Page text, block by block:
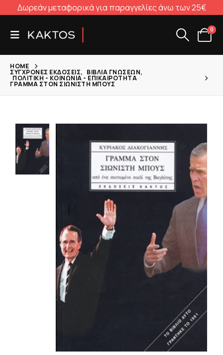
Δωρεάν μεταφορικά για παραγγελίες άνω των 25€
0
HOME
ΣΎΓΧΡΟΝΕΣ ΕΚΔΌΣΕΙΣ, ΒΙΒΛΊΑ ΓΝΏΣΕΩΝ,
ΠΟΛΙΤΙΚΉ - ΚΟΙΝΩΝΊΑ - ΕΠΙΚΑΙΡΌΤΗΤΑ
ΓΡΆΜΜΑ ΣΤΟΝ ΣΙΩΝΙΣΤΉ ΜΠΟΥΣ